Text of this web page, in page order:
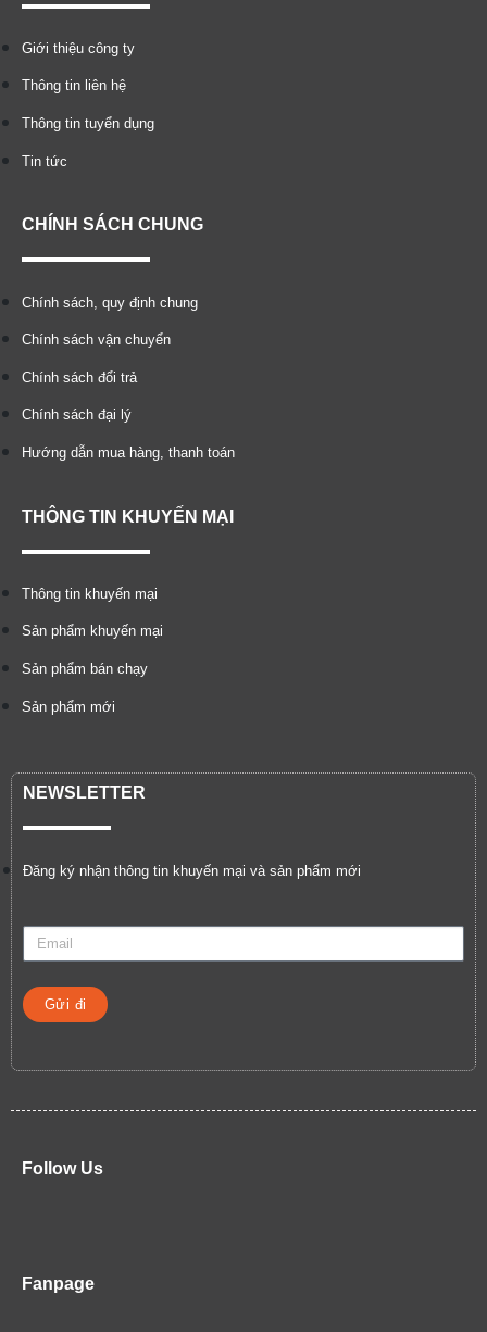
Giới thiệu công ty
Thông tin liên hệ
Thông tin tuyển dụng
Tin tức
CHÍNH SÁCH CHUNG
Chính sách, quy định chung
Chính sách vận chuyển
Chính sách đổi trả
Chính sách đại lý
Hướng dẫn mua hàng, thanh toán
THÔNG TIN KHUYẾN MẠI
Thông tin khuyến mại
Sản phẩm khuyến mại
Sản phẩm bán chạy
Sản phẩm mới
NEWSLETTER
Đăng ký nhận thông tin khuyến mại và sản phẩm mới
Gửi đi
Follow Us
Fanpage